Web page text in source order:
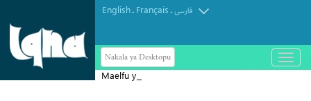
English. Français.فارسی
Nakala ya Desktopu
باز
و
Maelfu ya Mazuwaru wa Arbaeen